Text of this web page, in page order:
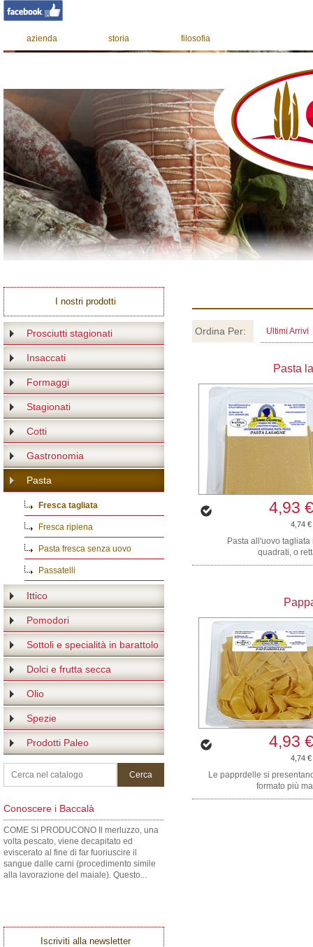
azienda storia filosofia
I nostri prodotti
Prosciutti stagionati
Insaccati
Formaggi
Stagionati
Cotti
Gastronomia
Pasta
Fresca tagliata
Fresca ripiena
Pasta fresca senza uovo
Passatelli
Ittico
Pomodori
Sottoli e specialità in barattolo
Dolci e frutta secca
Olio
Spezie
Prodotti Paleo
Conoscere i Baccalà
COME SI PRODUCONO Il merluzzo, una
volta pescato, viene decapitato ed
eviscerato al fine di far fuoriuscire il
sangue dalle carni (procedimento simile
alla lavorazione del maiale). Questo...
Iscriviti alla newsletter
Ordina Per: Ultimi Arrivi
Pasta
4,93
4,74 €
Pasta all'uovo tagliata
quadrati, o
4,93
4,74 €
Le papprdelle si
formato più